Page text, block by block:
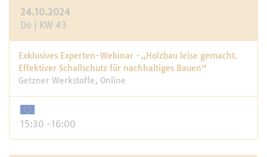
24.10.2024
Do | KW 43
Exklusives Experten-Webinar -„Holzbau leise gemacht.
Effektiver Schallschutz für nachhaltiges Bauen“
Getzner Werkstoffe, Online
15:30 -16:00